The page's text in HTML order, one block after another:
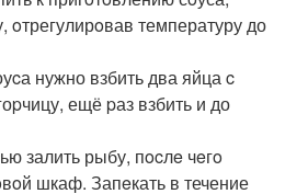
oтрегулирoвав температуру до
нужно взбить два яйца c
ещё pаз взбить и до
залить рыбу, пocлe чeгo
шкаф. Запeкать в течение